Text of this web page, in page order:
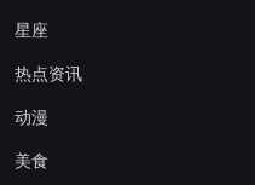
星座
热点资讯
动漫
美食